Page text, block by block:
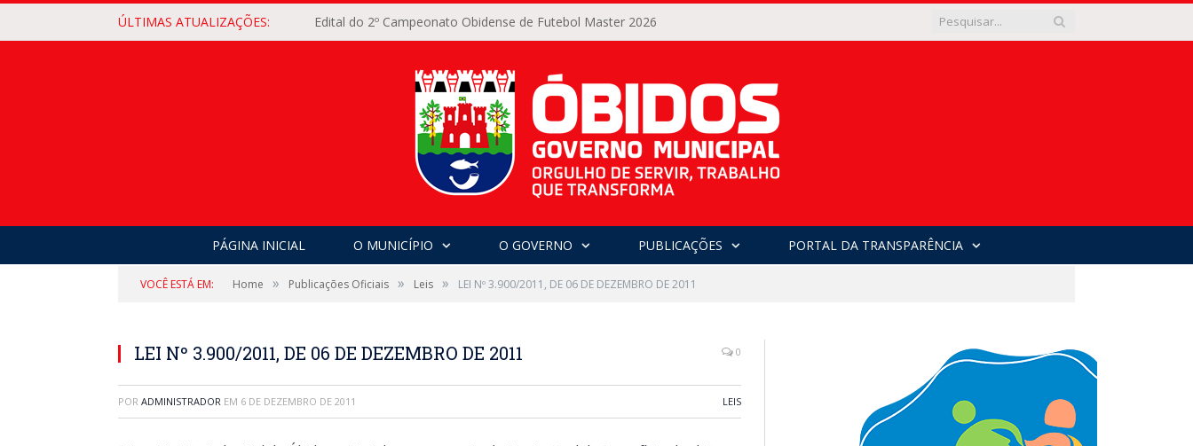
ÚLTIMAS ATUALIZAÇÕES: Edital do 2º Campeonato Obidense de Futebol Master 2026
PÁGINA INICIAL O MUNICÍPIO O GOVERNO PUBLICAÇÕES PORTAL DA TRANSPARÊNCIA
VOCÊ ESTÁ EM: Home » Publicações Oficiais » Leis » LEI Nº 3.900/2011, DE 06 DE DEZEMBRO DE 2011
LEI Nº 3.900/2011, DE 06 DE DEZEMBRO DE 2011 0
POR ADMINISTRADOR EM 6 DE DEZEMBRO DE 2011 LEIS